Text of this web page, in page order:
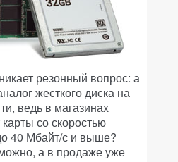
резонный вопрос: а
жесткого диска на
ведь в магазинах
со скоростью
40 Мбайт/с и выше?
а в продаже уже